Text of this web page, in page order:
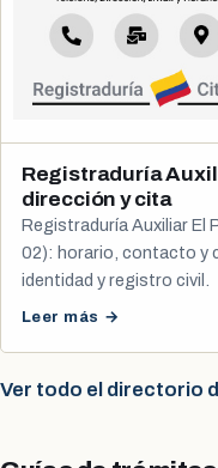
Registraduría
dirección y cita
Registraduría Auxiliar El
02): horario, contacto y
identidad y registro civil.
Leer más →
Ver todo el directorio